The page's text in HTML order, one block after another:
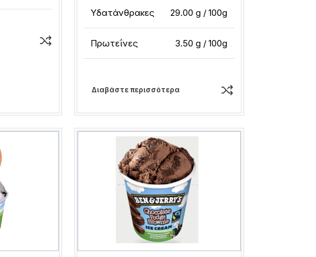
Υδατάνθρακες 29.00 g / 100g
Πρωτεΐνες 3.50 g / 100g
Διαβάστε περισσότερα